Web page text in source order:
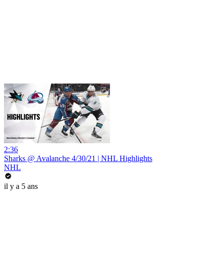
2:36
Sharks @ Avalanche 4/30/21 | NHL Highlights
NHL
il y a 5 ans